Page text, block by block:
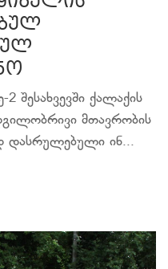
შესახვევში ქალაქის
მთავრობის
დასრულებული ინ...